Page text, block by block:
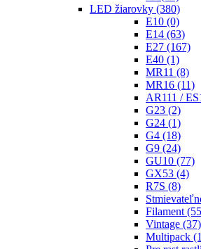
LED žiarovky (380)
E10 (0)
E14 (63)
E27 (167)
E40 (1)
MR11 (8)
MR16 (11)
AR111 /
G23 (2)
G24 (1)
G4 (18)
G9 (24)
GU10 (77)
GX53 (4)
R7S (8)
Filament
Vintage (37)
Multipack